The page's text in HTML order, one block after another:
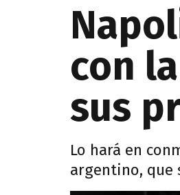
con
sus
Lo hará en
argentino, que